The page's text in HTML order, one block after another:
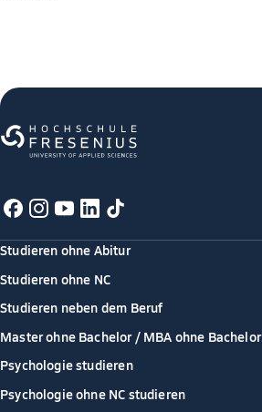
Studieren ohne Abitur
Studieren ohne NC
Studieren neben dem Beruf
Master ohne Bachelor / MBA ohne Bachelor
Psychologie studieren
Psychologie ohne NC studieren